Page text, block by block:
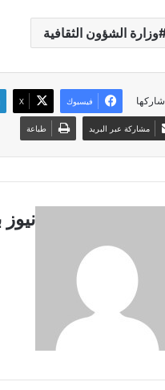
وزارة الشؤون الثقافية
شاركها فيسبوك X
مشاركة عبر البريد طباعة